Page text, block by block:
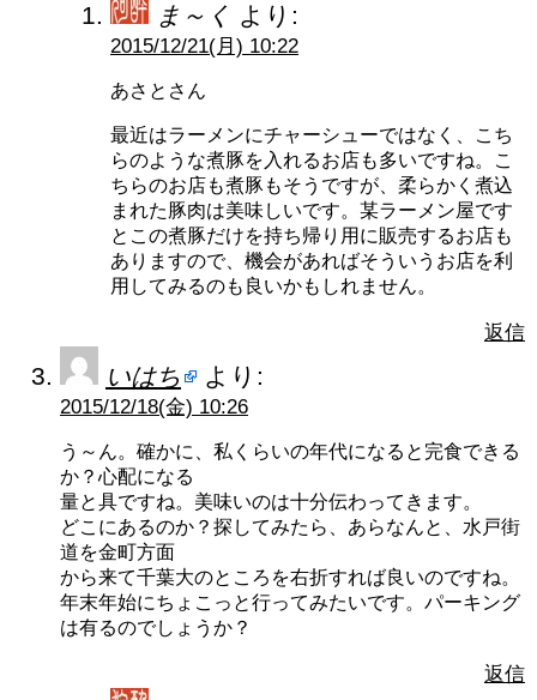
ま～く より:
2015/12/21(月) 10:22
あさとさん
最近はラーメンにチャーシューではなく、こち
らのような煮豚を入れるお店も多いですね。こ
ちらのお店も煮豚もそうですが、柔らかく煮込
まれた豚肉は美味しいです。某ラーメン屋です
とこの煮豚だけを持ち帰り用に販売するお店も
ありますので、機会があればそういうお店を利
用してみるのも良いかもしれません。
返信
いはち より:
2015/12/18(金) 10:26
う～ん。確かに、私くらいの年代になると完食できる
か？心配になる
量と具ですね。美味いのは十分伝わってきます。
どこにあるのか？探してみたら、あらなんと、水戸街
道を金町方面
から来て千葉大のところを右折すれば良いのですね。
年末年始にちょこっと行ってみたいです。パーキング
は有るのでしょうか？
返信